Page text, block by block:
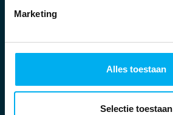
Marketing
Alles toestaan
Selectie toestaan
Partners
Kernpartners: